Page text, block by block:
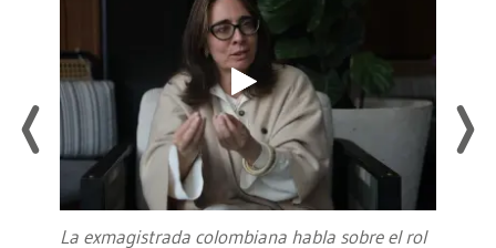
La exmagistrada colombiana habla sobre el rol